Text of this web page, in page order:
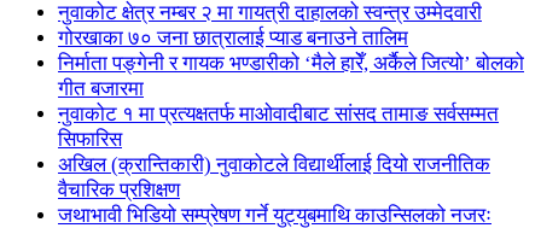
नुवाकोट क्षेत्र नम्बर २ मा गायत्री दाहालको स्वन्त्र उम्मेदवारी
गोरखाका ७० जना छात्रालाई प्याड बनाउने तालिम
निर्माता पङ्गेनी र गायक भण्डारीको ‘मैले हारेँ, अर्कैले जित्यो’ बोलको
गीत बजारमा
नुवाकोट १ मा प्रत्यक्षतर्फ माओवादीबाट सांसद तामाङ सर्वसम्मत
सिफारिस
अखिल (क्रान्तिकारी) नुवाकोटले विद्यार्थीलाई दियो राजनीतिक
वैचारिक प्रशिक्षण
जथाभावी भिडियो सम्प्रेषण गर्ने युट्युबमाथि काउन्सिलको नजरः